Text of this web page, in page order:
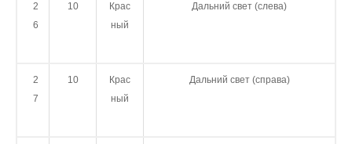
2
6
10
Крас
ный
Дальний свет (слева)
2
7
10
Крас
ный
Дальний свет (справа)